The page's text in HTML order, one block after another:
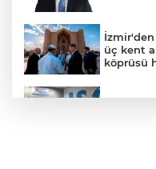
İzmir'den
üç kent
köprüsü